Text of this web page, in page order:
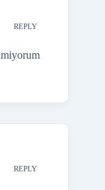
REPLY
REPLY